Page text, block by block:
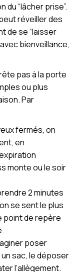
du “lâcher prise”.
réveiller des
de se “laisser
bienveillance,
pas à la porte
ou plus
Par
fermés, on
en
monte ou le soir
2 minutes
se sent le plus
point de repère
poser
sac, le déposer
l’allègement.